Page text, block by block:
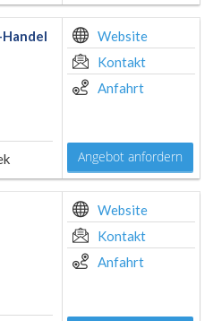
Website
Kontakt
Anfahrt
Angebot anfordern
Website
Kontakt
Anfahrt